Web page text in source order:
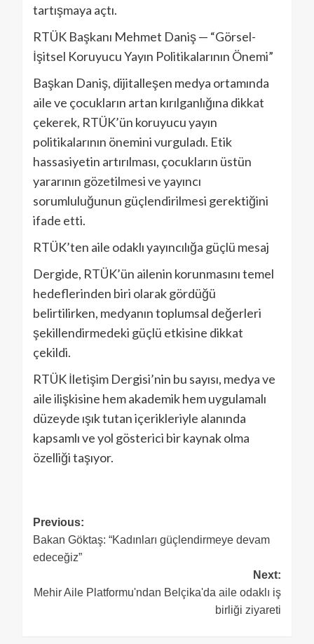
tartışmaya açtı.
RTÜK Başkanı Mehmet Daniş — “Görsel-
İşitsel Koruyucu Yayın Politikalarının Önemi”
Başkan Daniş, dijitalleşen medya ortamında
aile ve çocukların artan kırılganlığına dikkat
çekerek, RTÜK’ün koruyucu yayın
politikalarının önemini vurguladı. Etik
hassasiyetin artırılması, çocukların üstün
yararının gözetilmesi ve yayıncı
sorumluluğunun güçlendirilmesi gerektiğini
ifade etti.
RTÜK’ten aile odaklı yayıncılığa güçlü mesaj
Dergide, RTÜK’ün ailenin korunmasını temel
hedeflerinden biri olarak gördüğü
belirtilirken, medyanın toplumsal değerleri
şekillendirmedeki güçlü etkisine dikkat
çekildi.
RTÜK İletişim Dergisi’nin bu sayısı, medya ve
aile ilişkisine hem akademik hem uygulamalı
düzeyde ışık tutan içerikleriyle alanında
kapsamlı ve yol gösterici bir kaynak olma
özelliği taşıyor.
Previous:
Bakan Göktaş: “Kadınları güçlendirmeye devam
edeceğiz”
Next:
Mehir Aile Platformu'ndan Belçika'da aile odaklı iş
birliği ziyareti